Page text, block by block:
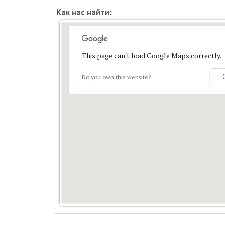
Как нас найти:
This page can't load Google Maps correctly.
Do you own this website?